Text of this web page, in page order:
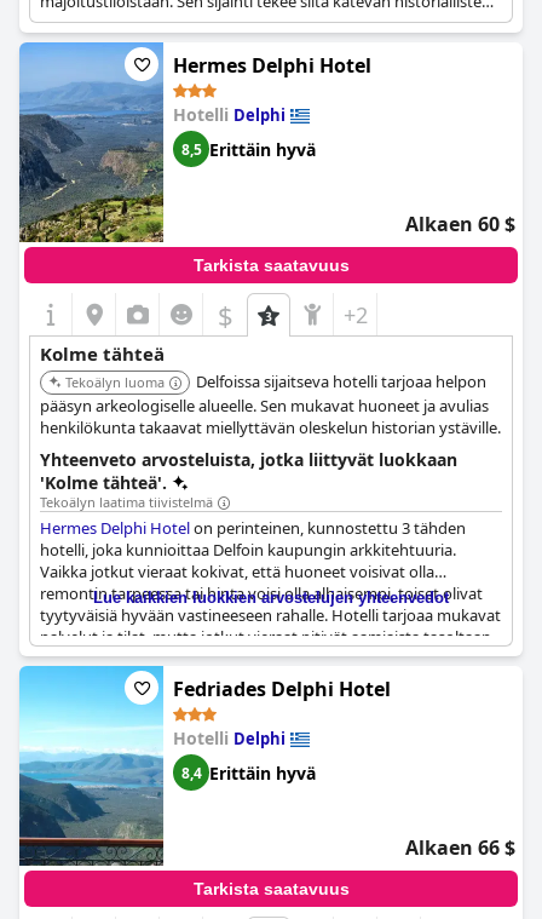
maamerkkien tutkimiseen.
Hermes Delphi Hotel
Hotelli Delphi
8,5 Erittäin hyvä
Alkaen 60 $
Tarkista saatavuus
$ +2
Kolme tähteä
Tekoälyn luoma
Delfoissa sijaitseva hotelli tarjoaa helpon
pääsyn arkeologiselle alueelle. Sen mukavat huoneet ja avulias
henkilökunta takaavat miellyttävän oleskelun historian ystäville.
Yhteenveto arvosteluista, jotka liittyvät luokkaan
'Kolme tähteä'.
Tekoälyn laatima tiivistelmä
Hermes Delphi Hotelon perinteinen, kunnostettu 3 tähden
hotelli, joka kunnioittaa Delfoin kaupungin arkkitehtuuria.
Vaikka jotkut vieraat kokivat, että huoneet voisivat olla
remontin tarpeessa tai hinta voisi olla alhaisempi, toiset olivat
tyytyväisiä hyvään vastineeseen rahalle. Hotelli tarjoaa mukavat
palvelut ja tilat, mutta jotkut vieraat pitivät aamiaista tasoltaan
heikkona. Hotellilla on hyvä sijainti, ja pysäköintipaikan
löytäminen samalta kadulta on helppoa. Joillakin vierailla oli
kuitenkin ongelmia melutason ja pienen hissin kanssa. Joistakin
pettymyksistä huolimatta vieraat olivat yleisesti yhtä mieltä
siitä, että hotelli on siisti, tyypillinen hotelli, jossa on hyvä hinta-
laatusuhde.
Lue kaikkien luokkien arvostelujen yhteenvedot
Fedriades Delphi Hotel
Hotelli Delphi
8,4 Erittäin hyvä
Alkaen 66 $
Tarkista saatavuus